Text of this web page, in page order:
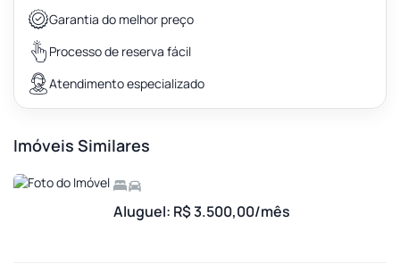
Garantia do melhor preço
Processo de reserva fácil
Atendimento especializado
Imóveis Similares
Aluguel: R$ 3.500,00/mês